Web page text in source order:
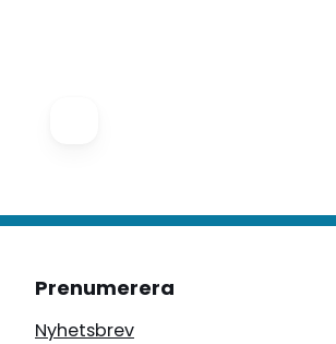
Prenumerera
Nyhetsbrev